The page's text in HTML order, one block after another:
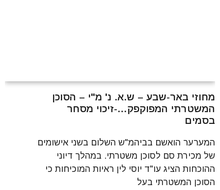
מחוזי באר-שבע – ש.א. נ' מ"י – הסוכן
המשטרתי המפוקפק…-זיכוי מסחר
בסמים
המערער הואשם בביהמ"ש השלום בשני אישומים
של מכירת סם לסוכן משטרתי. במהלך דיוני
ההוכחות הציג עו"ד יוסי לין ראיות המוכיחות כי
הסוכן המשטרתי בעל